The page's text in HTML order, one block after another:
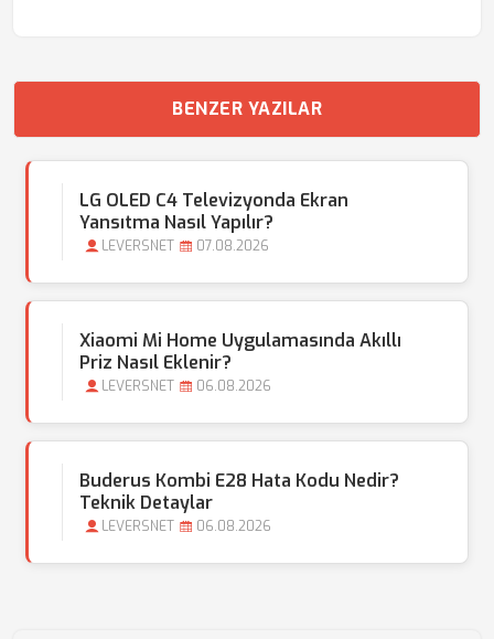
BENZER YAZILAR
LG OLED C4 Televizyonda Ekran
Yansıtma Nasıl Yapılır?
LEVERSNET 07.08.2026
Xiaomi Mi Home Uygulamasında Akıllı
Priz Nasıl Eklenir?
LEVERSNET 06.08.2026
Buderus Kombi E28 Hata Kodu Nedir?
Teknik Detaylar
LEVERSNET 06.08.2026